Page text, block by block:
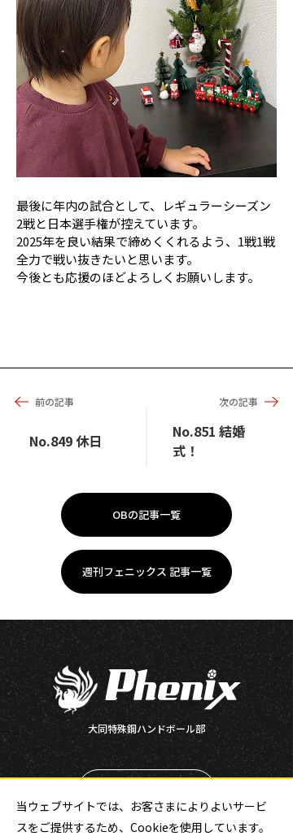
最後に年内の試合として、レギュラーシーズン
2戦と日本選手権が控えています。
2025年を良い結果で締めくくれるよう、1戦1戦
全力で戦い抜きたいと思います。
今後とも応援のほどよろしくお願いします。
前の記事 次の記事
No.849 休日
No.851 結婚
式！
OBの記事一覧
週刊フェニックス 記事一覧
大同特殊鋼ハンドボール部
当ウェブサイトでは、お客さまによりよいサービ
スをご提供するため、Cookieを使用しています。